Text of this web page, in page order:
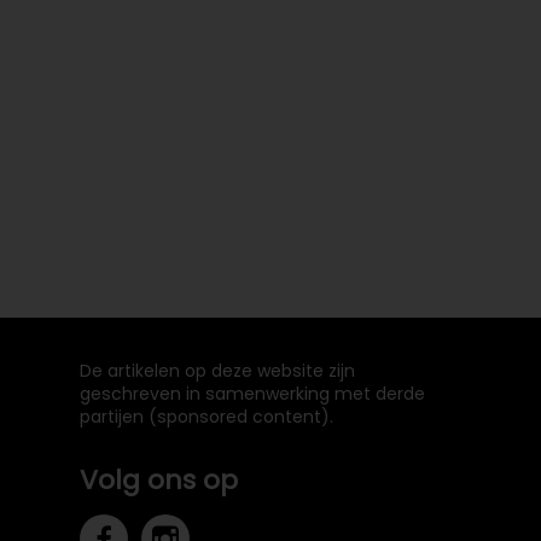
De artikelen op deze website zijn
geschreven in samenwerking met derde
partijen (sponsored content).
Volg ons op